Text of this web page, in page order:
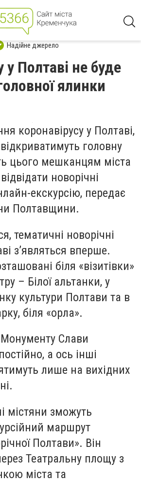
Надійне джерело
у Полтаві не буде
ялинки
коронавірусу у Полтаві,
головну
цього мешканцям міста
новорічні
екскурсію, передає
Полтавщини.
тематичні новорічні
з’являться вперше.
біля «візитівки»
– Білої альтанки, у
культури Полтави та в
біля «орла».
Слави
а ось інші
лише на вихідних
містяни зможуть
маршрут
Полтави». Він
Театральну площу з
міста та